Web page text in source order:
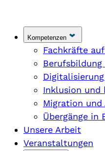
Kompetenzen
Fachkräfte
Inklusion und
Migration
Übergänge in
Unsere Arbeit
Veranstaltungen